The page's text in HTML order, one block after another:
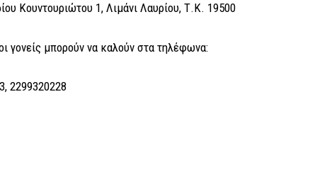
Κουντουριώτου 1, Λιμάνι Λαυρίου, Τ.Κ. 19500
γονείς μπορούν να καλούν στα τηλέφωνα:
2299320228